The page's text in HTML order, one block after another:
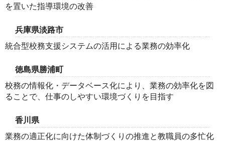
を置いた指導環境の改善
兵庫県淡路市
統合型校務支援システムの活用による業務の効率化
徳島県勝浦町
校務の情報化・データベース化により、業務の効率化を図
ることで、仕事のしやすい環境づくりを目指す
香川県
業務の適正化に向けた体制づくりの推進と教職員の多忙化